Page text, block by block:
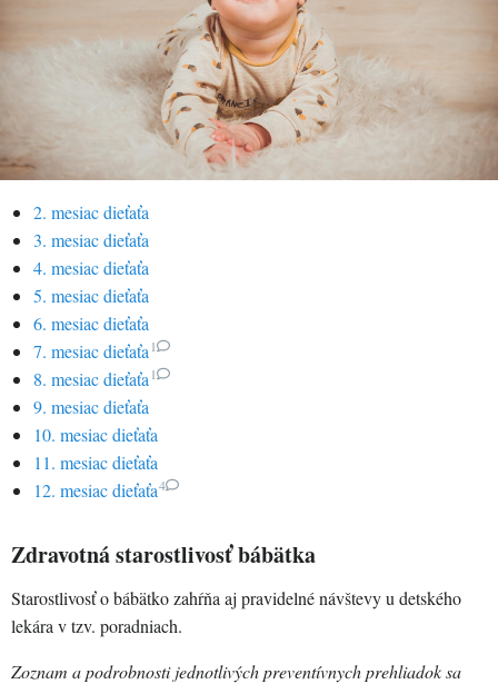
2. mesiac dieťaťa
3. mesiac dieťaťa
4. mesiac dieťaťa
5. mesiac dieťaťa
6. mesiac dieťaťa
7. mesiac dieťaťa 1
8. mesiac dieťaťa 1
9. mesiac dieťaťa
10. mesiac dieťaťa
11. mesiac dieťaťa
12. mesiac dieťaťa4
Zdravotná starostlivosť bábätka
Starostlivosť o bábätko zahŕňa aj pravidelné návštevy u detského
lekára v tzv. poradniach.
Zoznam a podrobnosti jednotlivých preventívnych prehliadok sa